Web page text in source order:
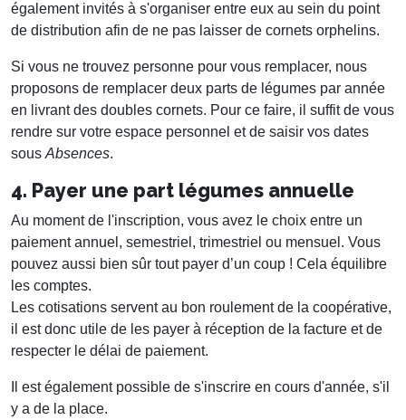
également invités à s'organiser entre eux au sein du point
de distribution afin de ne pas laisser de cornets orphelins.
Si vous ne trouvez personne pour vous remplacer, nous
proposons de remplacer deux parts de légumes par année
en livrant des doubles cornets. Pour ce faire, il suffit de vous
rendre sur votre espace personnel et de saisir vos dates
sousAbsences.
4. Payer une part légumes annuelle
Au moment de l'inscription, vous avez le choix entre un
paiement annuel, semestriel, trimestriel ou mensuel. Vous
pouvez aussi bien sûr tout payer d’un coup ! Cela équilibre
les comptes.
Les cotisations servent au bon roulement de la coopérative,
il est donc utile de les payer à réception de la facture et de
respecter le délai de paiement.
Il est également possible de s'inscrire en cours d'année, s'il
y a de la place.